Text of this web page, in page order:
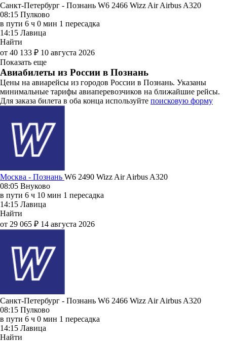
Санкт-Петербург - Познань W6 2466 Wizz AirAirbus A320
08:15 Пулково
в пути 6 ч 0 мин 1 пересадка
14:15 Лавица
Найти
от 40 133 ₽ 10 августа 2026
Показать еще
Авиабилеты из России в Познань
Цены на авиарейсы из городов России в Познань. Указаны
минимальные тарифы авиаперевозчиков на ближайшие рейсы.
Для заказа билета в оба конца используйте поисковую форму
Москва - Познань W6 2490 Wizz AirAirbus A320
08:05 Внуково
в пути 6 ч 10 мин 1 пересадка
14:15 Лавица
Найти
от 29 065 ₽ 14 августа 2026
Санкт-Петербург - Познань W6 2466 Wizz AirAirbus A320
08:15 Пулково
в пути 6 ч 0 мин 1 пересадка
14:15 Лавица
Найти